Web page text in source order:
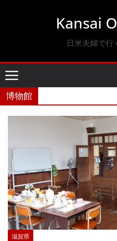
ツ
へ
ス
キ
Kansai
日米夫婦で行
博物館
滋賀県